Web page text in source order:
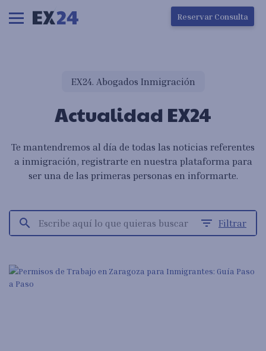
Ha ocurrido un error en la carga de la pantalla
Reservar Consulta
EX24. Abogados Inmigración
Actualidad EX24
Te mantendremos al día de todas las noticias referentes
a inmigración, registrarte en nuestra plataforma para
ser una de las primeras personas en informarte.
search filter_list